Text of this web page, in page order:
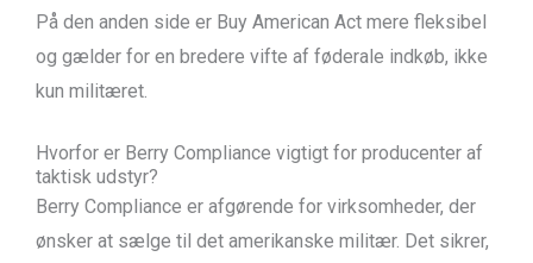
På den anden side er Buy American Act mere fleksibel
og gælder for en bredere vifte af føderale indkøb, ikke
kun militæret.
Hvorfor er Berry Compliance vigtigt for producenter af
taktisk udstyr?
Berry Compliance er afgørende for virksomheder, der
ønsker at sælge til det amerikanske militær. Det sikrer,